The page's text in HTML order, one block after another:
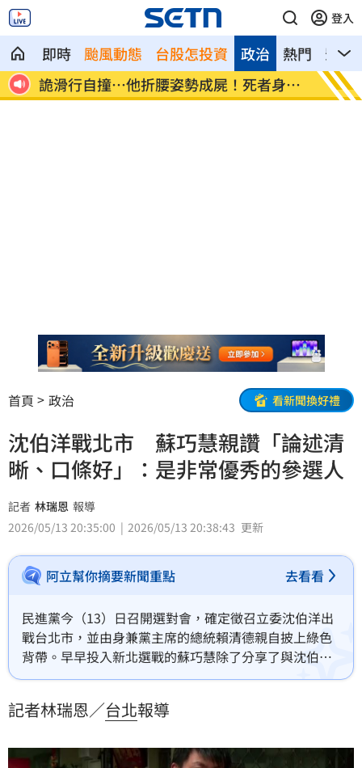
登入
即時 颱風動態 台股怎投資 熱門 影音
政治
論
詭滑行自撞…他折腰姿勢成屍！死者身份
曝
張韶
首頁 政治 看新聞換好禮
沈伯洋戰北市 蘇巧慧親讚「論述清
晰、口條好」：是非常優秀的參選人
記者 林瑞恩 報導
2026/05/13 20:35:00
2026/05/13 20:38:43 更新
阿立幫你摘要新聞重點 去看看
民進黨今（13）日召開選對會，確定徵召立委沈伯洋出
戰台北市，並由身兼黨主席的總統賴清德親自披上綠色
背帶。早早投入新北選戰的蘇巧慧除了分享了與沈伯洋
過往交情外，本日也大讚，沈會是非常優秀的台北市長
記者林瑞恩／台北報導